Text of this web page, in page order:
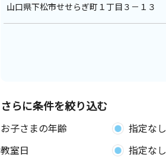
山口県下松市せせらぎ町１丁目３－１３
さらに条件を絞り込む
お子さまの年齢 指定なし
教室日
指定なし